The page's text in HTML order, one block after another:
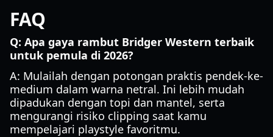
FAQ
Q: Apa gaya rambut Bridger Western terbaik
untuk pemula di 2026?
A: Mulailah dengan potongan praktis pendek-ke-
medium dalam warna netral. Ini lebih mudah
dipadukan dengan topi dan mantel, serta
mengurangi risiko clipping saat kamu
mempelajari playstyle favoritmu.